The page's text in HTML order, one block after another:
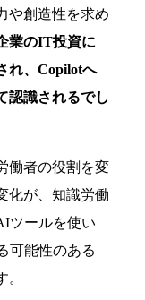
や創造性を求め
業のIT投資に
れ、Copilotへ
認識されるでし
働者の役割を変
化が、知識労働
ツールを使い
可能性のある